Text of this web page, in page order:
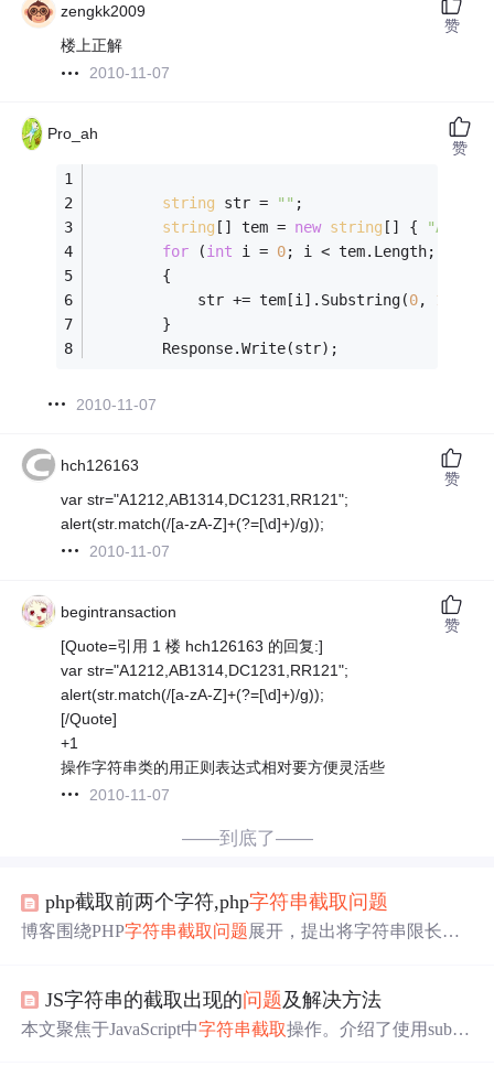
zengkk2009
楼上正解
2010-11-07
赞
Pro_ah
string str = "" ;
string [] tem = new string [] { "A1212"
for (int i = 0; i < tem.Length; i++)
        {
            str += tem[i].Substring(
0, 1
        }
        Response.Write(str);
2010-11-07
赞
hch126163
var str="A1212,AB1314,DC1231,RR121";
alert(str.match(/[a-zA-Z]+(?=[\d]+)/g));
2010-11-07
赞
begintransaction
[Quote=引用 1 楼 hch126163 的回复:]
var str="A1212,AB1314,DC1231,RR121";
alert(str.match(/[a-zA-Z]+(?=[\d]+)/g));
[/Quote]
+1
操作字符串类的用正则表达式相对要方便灵活些
2010-11-07
赞
——到底了——
php截取前两个字符,php字符串截取问题
博客围绕PHP字符串截取问题展开，提出将字符串限长显
个解决函数，还补充了GB2312和utf8编码字符串的截取方
法。
JS字符串的截取出现的问题及解决方法
本文聚焦于JavaScript中字符串截取操作。介绍了使用substr